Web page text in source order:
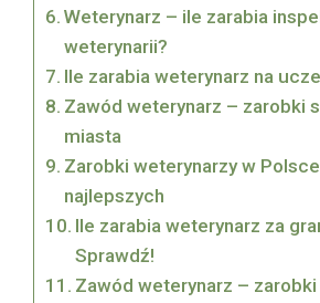
Weterynarz – ile zarabia
weterynarii?
Ile zarabia weterynarz na
Zawód weterynarz – zarobki
miasta
Zarobki weterynarzy w
najlepszych
Ile zarabia weterynarz za
Sprawdź!
Zawód weterynarz –